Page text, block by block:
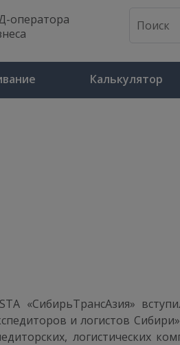
оператора
Калькулятор
«СибирьТрансАзия»
и логистов
логистических